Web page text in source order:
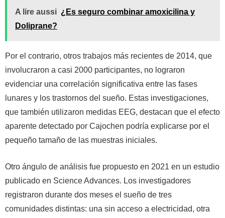
A lire aussi ¿Es seguro combinar amoxicilina y
Doliprane?
Por el contrario, otros trabajos más recientes de 2014, que
involucraron a casi 2000 participantes, no lograron
evidenciar una correlación significativa entre las fases
lunares y los trastornos del sueño. Estas investigaciones,
que también utilizaron medidas EEG, destacan que el efecto
aparente detectado por Cajochen podría explicarse por el
pequeño tamaño de las muestras iniciales.
Otro ángulo de análisis fue propuesto en 2021 en un estudio
publicado en Science Advances. Los investigadores
registraron durante dos meses el sueño de tres
comunidades distintas: una sin acceso a electricidad, otra